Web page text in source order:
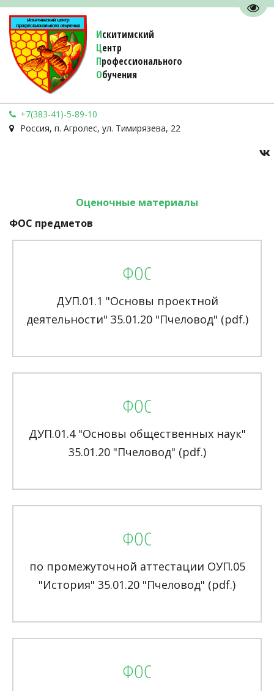
Искитимский
Центр
Профессионального
Обучения
+7(383-41)-5-89-10
Россия, п. Агролес, ул. Тимирязева, 22
Оценочные материалы
ФОС предметов
ФОС
ДУП.01.1 "Основы проектной
деятельности" 35.01.20 "Пчеловод" (pdf.)
ФОС
ДУП.01.4 "Основы общественных наук"
35.01.20 "Пчеловод" (pdf.)
ФОС
по промежуточной аттестации ОУП.05
"История" 35.01.20 "Пчеловод" (pdf.)
ФОС